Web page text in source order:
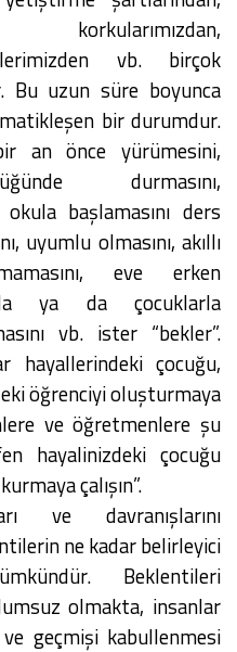
korkularımızdan,
vb. birçok
Bu uzun süre boyunca
bir durumdur.
an önce yürümesini,
durmasını,
başlamasını ders
uyumlu olmasını, akıllı
eve erken
ya da çocuklarla
vb. ister “bekler”.
hayallerindeki çocuğu,
öğrenciyi oluşturmaya
ve öğretmenlere şu
hayalinizdeki çocuğu
çalışın”.
ve davranışlarını
ne kadar belirleyici
Beklentileri
olmakta, insanlar
geçmişi kabullenmesi